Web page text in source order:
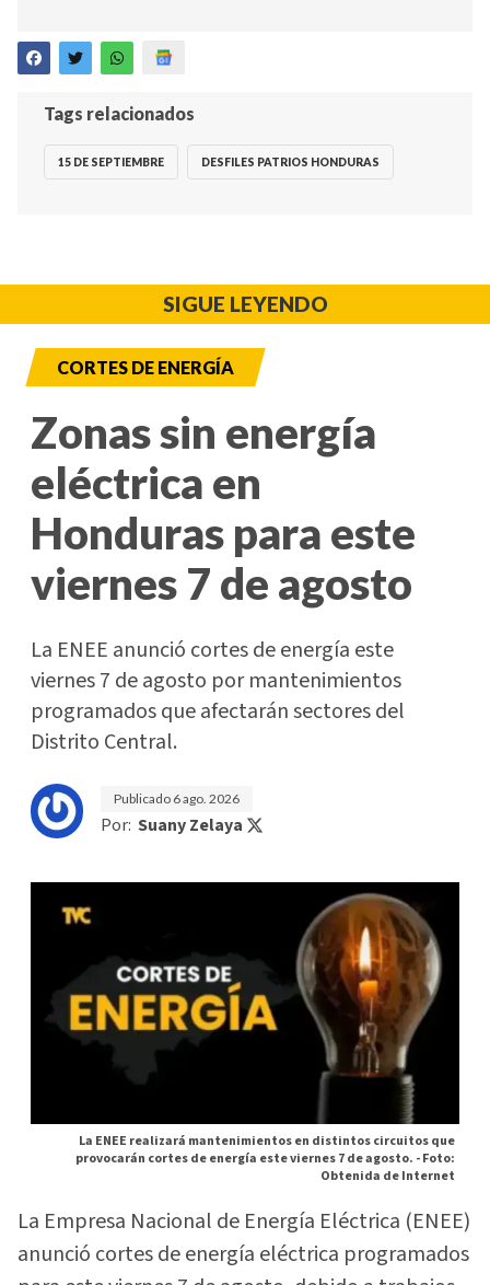
Tags relacionados
15 DE SEPTIEMBRE DESFILES PATRIOS HONDURAS
SIGUE LEYENDO
CORTES DE ENERGÍA
Zonas sin energía
eléctrica en
Honduras para este
viernes 7 de agosto
La ENEE anunció cortes de energía este
viernes 7 de agosto por mantenimientos
programados que afectarán sectores del
Distrito Central.
Publicado 6 ago. 2026
Por: Suany Zelaya
La ENEE realizará mantenimientos en distintos circuitos que
provocarán cortes de energía este viernes 7 de agosto. -Foto:
Obtenida de Internet
La Empresa Nacional de Energía Eléctrica (ENEE)
anunció cortes de energía eléctrica programados